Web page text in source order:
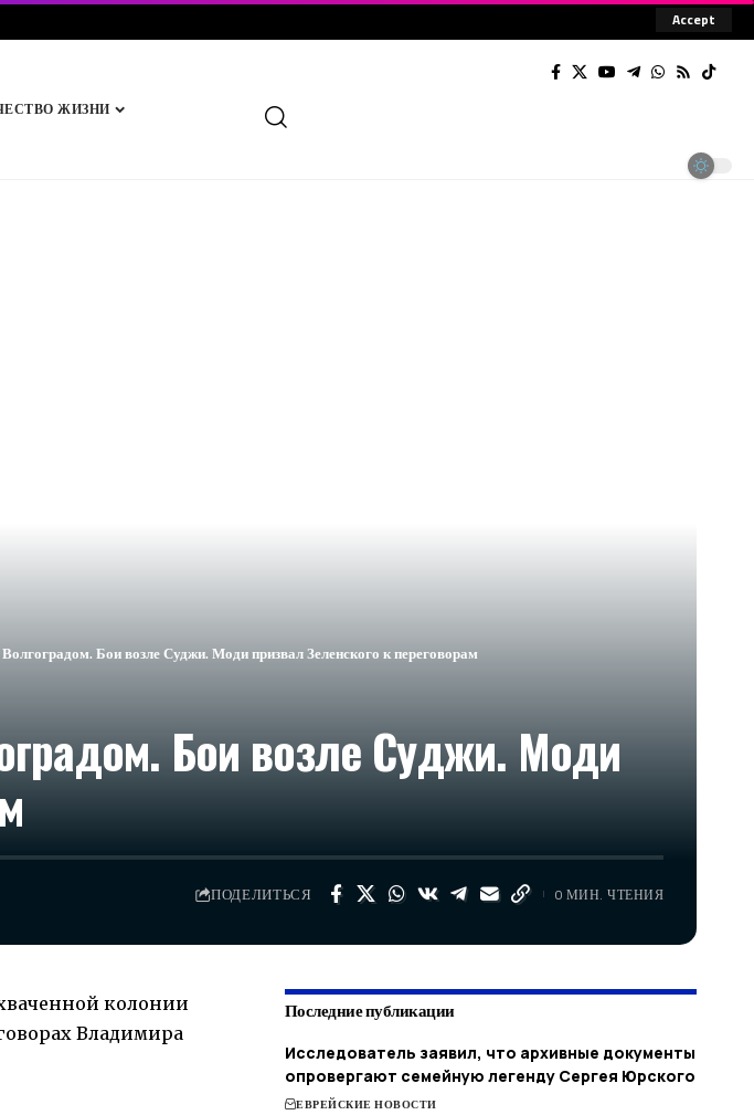
Accept
ЖИЗНИ
Бои возле Суджи. Моди призвал Зеленского к переговорам
Бои возле Суджи. Моди
ПОДЕЛИТЬСЯ 0 МИН. ЧТЕНИЯ
колонии
Владимира
Последние публикации
Исследователь заявил, что архивные документы
опровергают семейную легенду Сергея Юрского
ЕВРЕЙСКИЕ НОВОСТИ